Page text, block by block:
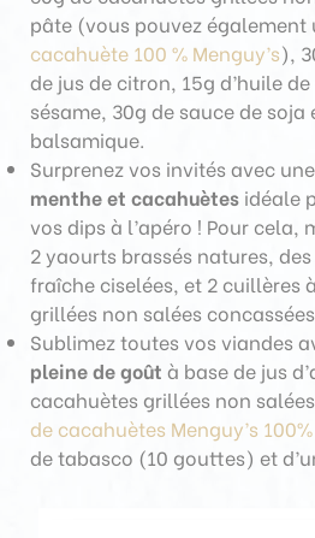
pâte (vous pouvez également
cacahuète 100 % Menguy’s),
de jus de citron, 15g d’huile
sésame, 30g de sauce de
balsamique.
Surprenez vos invités avec une
menthe et cacahuètes idéale
vos dips à l’apéro ! Pour
2 yaourts brassés natures,
fraîche ciselées, et 2 cuillères
grillées non salées
Sublimez toutes vos viandes
pleine de goût à base de jus
cacahuètes grillées non
de cacahuètes Menguy’s 100%
de tabasco (10 gouttes) et